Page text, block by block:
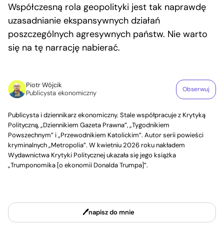
Współczesną rola geopolityki jest tak naprawdę
uzasadnianie ekspansywnych działań
poszczególnych agresywnych państw. Nie warto
się na tę narrację nabierać.
Piotr Wójcik
Publicysta ekonomiczny
Obserwuj
Publicysta i dziennikarz ekonomiczny. Stale współpracuje z Krytyką
Polityczną, „Dziennikiem Gazeta Prawna”, „Tygodnikiem
Powszechnym” i „Przewodnikiem Katolickim”. Autor serii powieści
kryminalnych „Metropolia”. W kwietniu 2026 roku nakładem
Wydawnictwa Krytyki Politycznej ukazała się jego książka
„Trumponomika [o ekonomii Donalda Trumpa]”.
napisz do mnie